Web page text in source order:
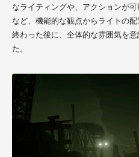
なライティングや、アクションが
など、機能的な観点からライトの
終わった後に、全体的な雰囲気を
た。